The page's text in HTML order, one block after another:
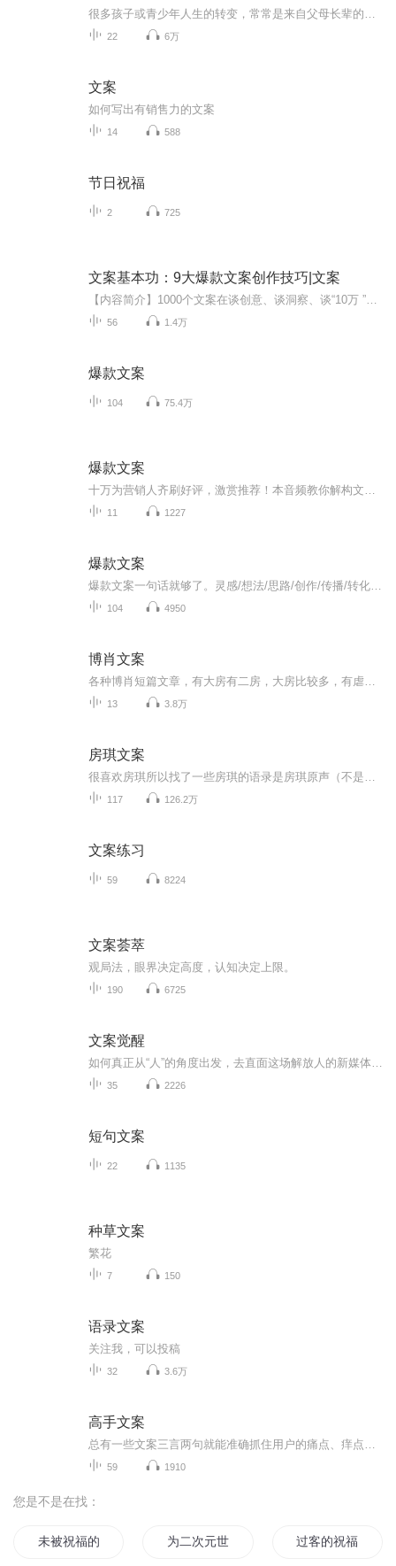
22 6万
文案
如何写出有销售力的文案
14 588
节日祝福
2 725
文案基本功：9大爆款文案创作技巧|文案
56 1.4万
爆款文案
104 75.4万
爆款文案
11 1227
爆款文案
104 4950
博肖文案
13 3.8万
房琪文案
117 126.2万
文案练习
59 8224
文案荟萃
观局️法，眼界决定高度，认知决定上限。
190 6725
文案觉醒
35 2226
短句文案
22 1135
种草文案
繁花
7 150
语录文案
关注我，可以投稿
32 3.6万
高手文案
59 1910
您是不是在找：
未被祝福的幸福 为二次元世界献上祝福 过客的祝福